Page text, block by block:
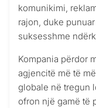
komunikimi,
rajon, duke
suksesshme
Kompania përdor
agjencitë më të
globale në tregun
ofron një gamë të